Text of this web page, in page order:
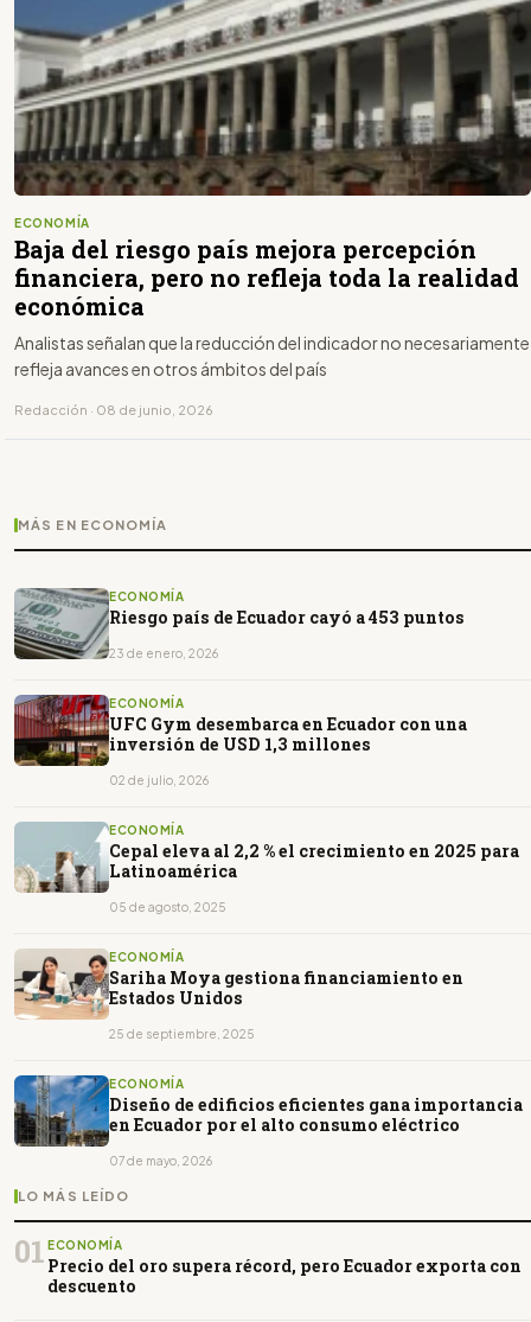
ECONOMÍA
Baja del riesgo país mejora percepción
financiera, pero no refleja toda la realidad
económica
Analistas señalan que la reducción del indicador no necesariamente
refleja avances en otros ámbitos del país
Redacción · 08 de junio, 2026
MÁS EN ECONOMÍA
ECONOMÍA
Riesgo país de Ecuador cayó a 453 puntos
23 de enero, 2026
ECONOMÍA
UFC Gym desembarca en Ecuador con una
inversión de USD 1,3 millones
02 de julio, 2026
ECONOMÍA
Cepal eleva al 2,2 % el crecimiento en 2025 para
Latinoamérica
05 de agosto, 2025
ECONOMÍA
Sariha Moya gestiona financiamiento en
Estados Unidos
25 de septiembre, 2025
ECONOMÍA
Diseño de edificios eficientes gana importancia
en Ecuador por el alto consumo eléctrico
07 de mayo, 2026
LO MÁS LEÍDO
01 ECONOMÍA
Precio del oro supera récord, pero Ecuador exporta con
descuento